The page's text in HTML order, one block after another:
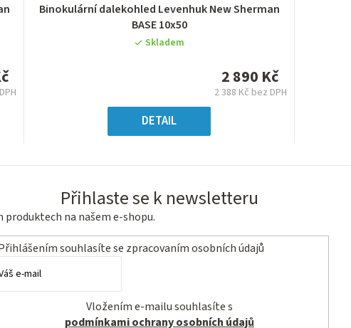
Průměrné
hodnocení
produktu
5
hvězdiček.
Binokulární dalekohled Levenhuk New Sherman
BASE 10x50
Skladem
2 890 Kč
2 388 Kč bez DPH
DETAIL
Přihlaste se k newsletteru
na našem e-shopu.
souhlasíte se zpracovaním osobních údajů
podmínkami ochrany osobních údajů